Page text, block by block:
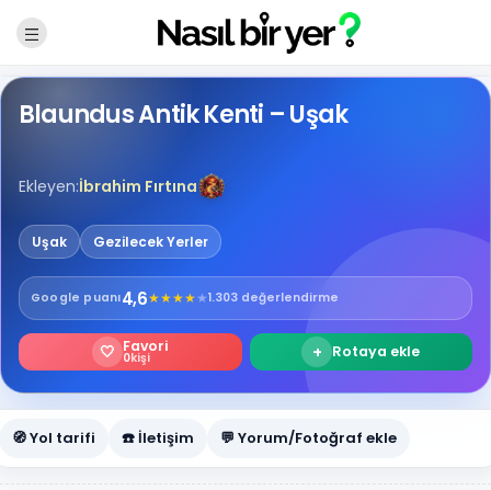
Blaundus Antik Kenti – Uşak
Ekleyen:İbrahim Fırtına
Uşak Gezilecek Yerler
Google puanı4,6★★★★★1.303 değerlendirme
🤍 Favori
0kişi + Rotaya ekle
🧭 Yol tarifi ☎️ İletişim 💬 Yorum/Fotoğraf ekle